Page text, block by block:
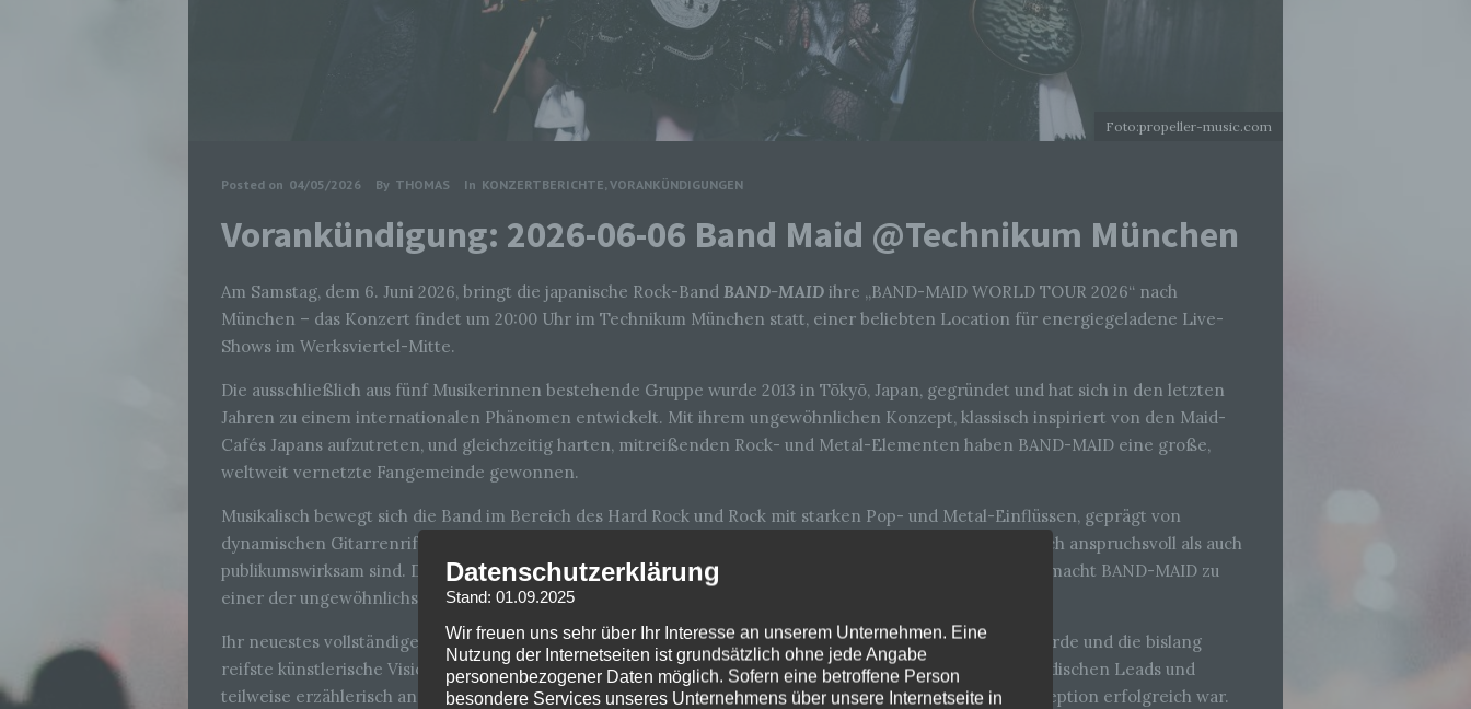
Foto:propeller-music.com
Posted on 04/05/2026 By THOMAS In KONZERTBERICHTE, VORANKÜNDIGUNGEN
Vorankündigung: 2026-06-06 Band Maid @Technikum München
Am Samstag, dem 6. Juni 2026, bringt die japanische Rock-Band BAND-MAID ihre „BAND-MAID WORLD TOUR 2026“ nach
München – das Konzert findet um 20:00 Uhr im Technikum München statt, einer beliebten Location für energiegeladene Live-
Shows im Werksviertel-Mitte.
Die ausschließlich aus fünf Musikerinnen bestehende Gruppe wurde 2013 in Tōkyō, Japan, gegründet und hat sich in den letzten
Jahren zu einem internationalen Phänomen entwickelt. Mit ihrem ungewöhnlichen Konzept, klassisch inspiriert von den Maid-
Cafés Japans aufzutreten, und gleichzeitig harten, mitreißenden Rock- und Metal-Elementen haben BAND-MAID eine große,
weltweit vernetzte Fangemeinde gewonnen.
Musikalisch bewegt sich die Band im Bereich des Hard Rock und Rock mit starken Pop- und Metal-Einflüssen, geprägt von
dynamischen Gitarrenriffs, treibenden Schlagzeugrhythmen und eingängigen Hooks, die sowohl technisch anspruchsvoll als auch
publikumswirksam sind. Der Kontrast zwischen der optischen Maid-Ästhetik und dem druckvollen Sound macht BAND-MAID zu
einer der ungewöhnlichsten und spannendsten Rock-Acts der internationalen Szene.
Ihr neuestes vollständiges Studioalbum ist „Epic Narratives“, das am 25. September 2024 veröffentlicht wurde und die bislang
reifste künstlerische Vision der Band zeigt: ein abwechslungsreiches Set aus kraftvollen Rocksongs, melodischen Leads und
teilweise erzählerisch angelegten Tracks, das sowohl bei Fans als auch in der internationalen Charts-Rezeption erfolgreich war.
Datenschutzerklärung
Stand: 01.09.2025
Wir freuen uns sehr über Ihr Interesse an unserem Unternehmen. Eine
Nutzung der Internetseiten ist grundsätzlich ohne jede Angabe
personenbezogener Daten möglich. Sofern eine betroffene Person
besondere Services unseres Unternehmens über unsere Internetseite in